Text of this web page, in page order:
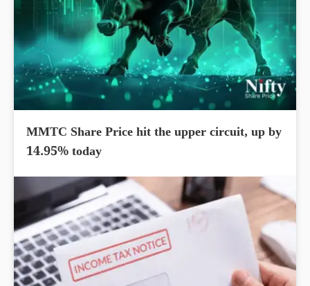
MMTC Share Price hit the upper circuit, up by
14.95% today